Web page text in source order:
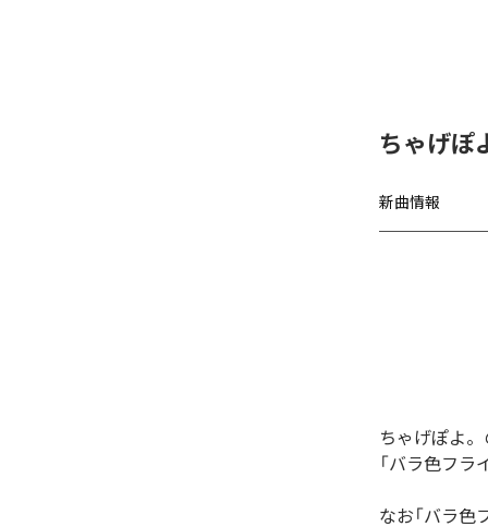
ちゃげぽ
新曲情報
ちゃげぽよ。
「バラ色フラ
なお「バラ色